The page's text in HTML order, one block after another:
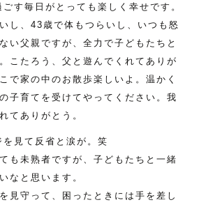
す毎日がとっても楽しく幸せです。
し、43歳で体もつらいし、いつも怒
い父親ですが、全力で子どもたちと
こたろう、父と遊んでくれてありが
で家の中のお散歩楽しいよ。温かく
子育てを受けてやってください。我
てありがとう。
見て反省と涙が。笑
も未熟者ですが、子どもたちと一緒
なと思います。
見守って、困ったときには手を差し